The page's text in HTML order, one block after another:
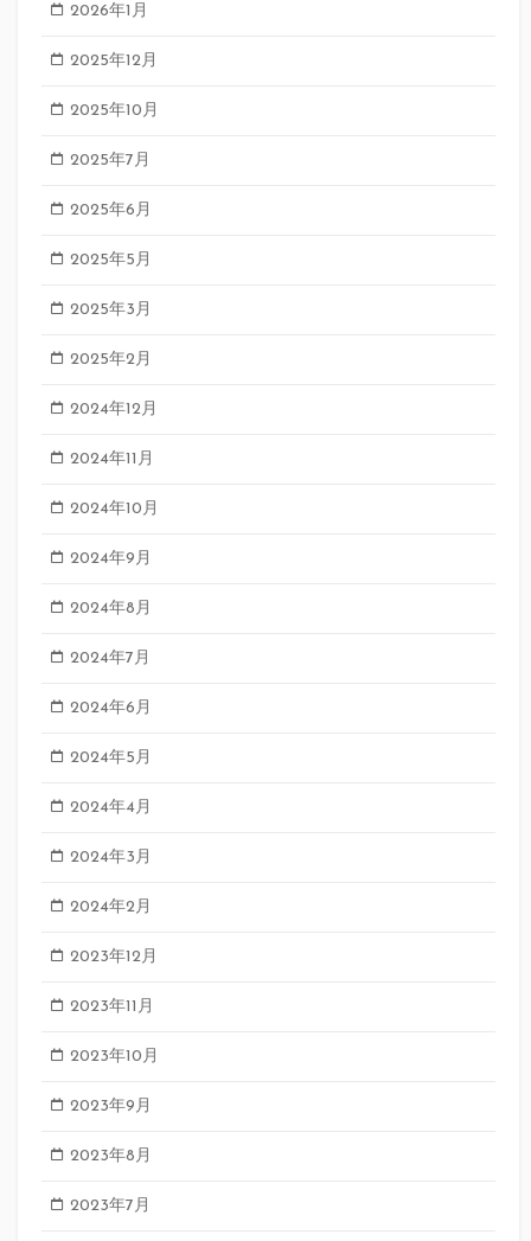
2026年1月
2025年12月
2025年10月
2025年7月
2025年6月
2025年5月
2025年3月
2025年2月
2024年12月
2024年11月
2024年10月
2024年9月
2024年8月
2024年7月
2024年6月
2024年5月
2024年4月
2024年3月
2024年2月
2023年12月
2023年11月
2023年10月
2023年9月
2023年8月
2023年7月